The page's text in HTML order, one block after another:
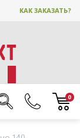
КАК ЗАКАЗАТЬ?
0